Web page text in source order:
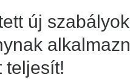
új
teljesít!